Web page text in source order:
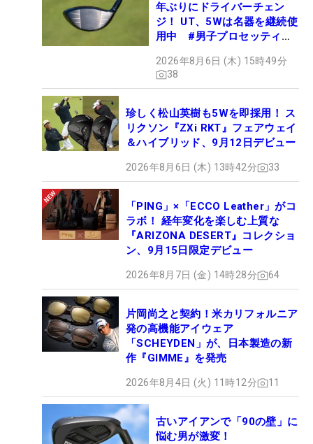
年ぶりにドライバーチェン
ジ！ UT、5Wは名器を継続使
用中 #男子プロセッティン
2026年8月6日 (木) 15時49分
38
珍しく松山英樹も5Wを即採用！ ス
リクソン『ZXi RKT』フェアウェイ
＆ハイブリッド、9月12日デビュー
2026年8月6日 (木) 13時42分 33
「PING」×「ECCO Leather」がコ
ラボ！ 経年変化を楽しむ上質な
『ARIZONA DESERT』コレクショ
ン、9月15日限定デビュー
2026年8月7日 (金) 14時28分 64
片岡尚之と契約！米カリフォルニア
発の高機能アイウェア
「SCHEYDEN」が、日本製造の新
作『GIMME』を発売
2026年8月4日 (火) 11時12分 11
古いアイアンで「90の壁」に
悩む男が激変！